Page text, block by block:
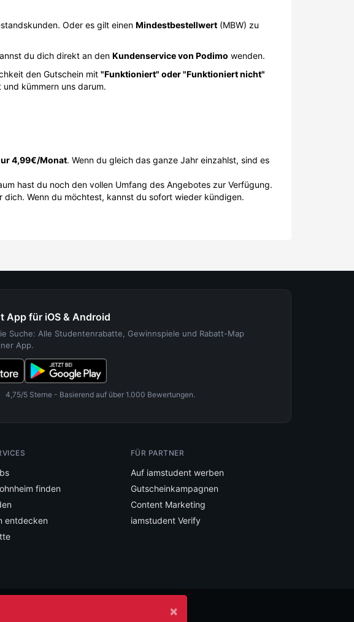
×
Oder es gilt einen Mindestbestellwert (MBW) zu
du dich direkt an den Kundenservice von Podimo wenden.
den Gutschein mit "Funktioniert" oder "Funktioniert nicht"
kümmern uns darum.
4,99€/Monat. Wenn du gleich das ganze Jahr einzahlst, sind es
hast du noch den vollen Umfang des Angebotes zur Verfügung.
Wenn du möchtest, kannst du sofort wieder kündigen.
App für iOS & Android
Suche: Alle Studentenrabatte, Gewinnspiele und Rabatt-Map
App.
4,75/5 Sterne - Basierend auf über 1.000 Bewertungen.
finden
entdecken
FÜR PARTNER
Auf iamstudent werben
Gutscheinkampagnen
Content Marketing
iamstudent Verify